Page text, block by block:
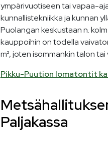
ympärivuotiseen tai vapaa-
kunnallistekniikka ja kunnan
Puolangan keskustaan n.
kauppoihin on todella
m², joten isommankin talon
Pikku-Puution lomatontit
Paljakassa